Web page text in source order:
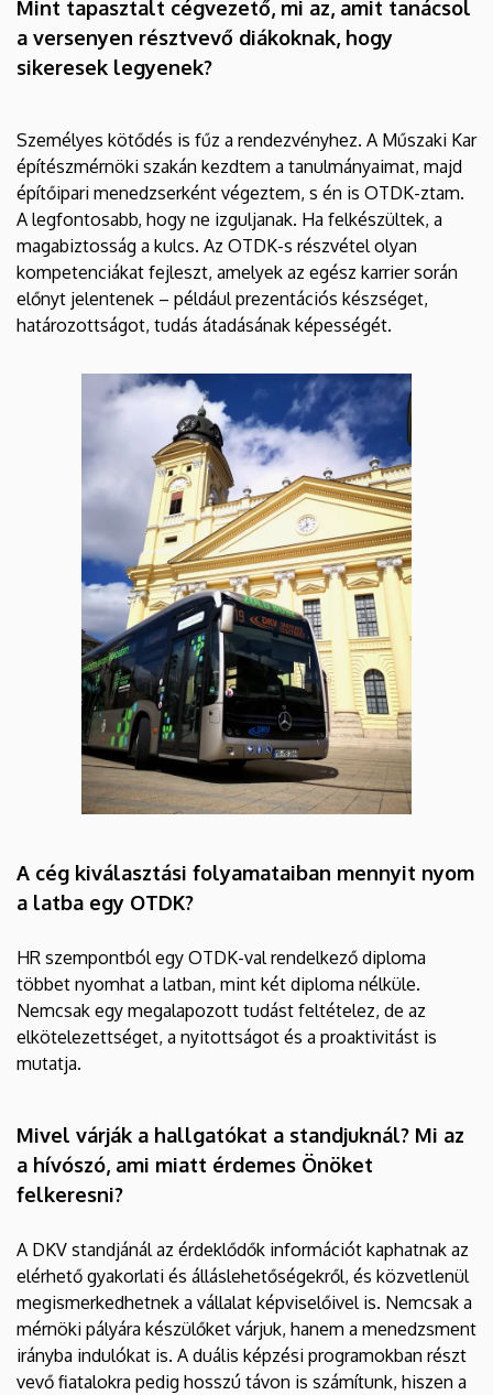
Mint tapasztalt cégvezető, mi az, amit tanácsol
a versenyen résztvevő diákoknak, hogy
sikeresek legyenek?
Személyes kötődés is fűz a rendezvényhez. A Műszaki Kar
építészmérnöki szakán kezdtem a tanulmányaimat, majd
építőipari menedzserként végeztem, s én is OTDK-ztam.
A legfontosabb, hogy ne izguljanak. Ha felkészültek, a
magabiztosság a kulcs. Az OTDK-s részvétel olyan
kompetenciákat fejleszt, amelyek az egész karrier során
előnyt jelentenek – például prezentációs készséget,
határozottságot, tudás átadásának képességét.
A cég kiválasztási folyamataiban mennyit nyom
a latba egy OTDK?
HR szempontból egy OTDK-val rendelkező diploma
többet nyomhat a latban, mint két diploma nélküle.
Nemcsak egy megalapozott tudást feltételez, de az
elkötelezettséget, a nyitottságot és a proaktivitást is
mutatja.
Mivel várják a hallgatókat a standjuknál? Mi az
a hívószó, ami miatt érdemes Önöket
felkeresni?
A DKV standjánál az érdeklődők információt kaphatnak az
elérhető gyakorlati és álláslehetőségekről, és közvetlenül
megismerkedhetnek a vállalat képviselőivel is. Nemcsak a
mérnöki pályára készülőket várjuk, hanem a menedzsment
irányba indulókat is. A duális képzési programokban részt
vevő fiatalokra pedig hosszú távon is számítunk, hiszen a